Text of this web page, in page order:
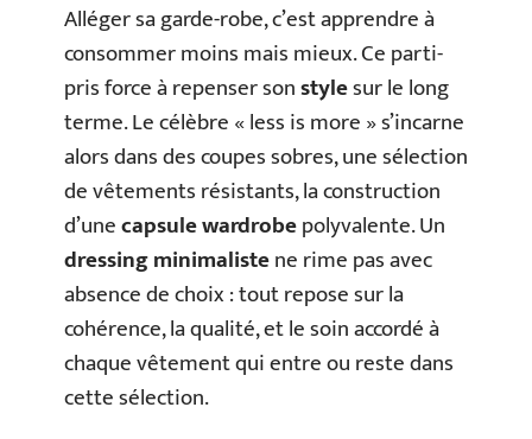
Alléger sa garde-robe, c’est apprendre à
consommer moins mais mieux. Ce parti-
pris force à repenser sonstylesur le long
terme. Le célèbre « less is more » s’incarne
alors dans des coupes sobres, une sélection
de vêtements résistants, la construction
d’unecapsule wardrobepolyvalente. Un
dressing minimalistene rime pas avec
absence de choix : tout repose sur la
cohérence, la qualité, et le soin accordé à
chaque vêtement qui entre ou reste dans
cette sélection.